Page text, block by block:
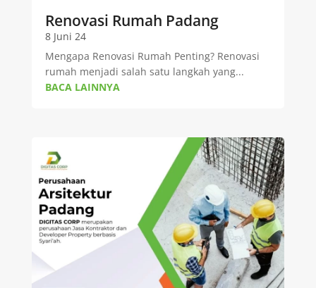
Renovasi Rumah Padang
8 Juni 24
Mengapa Renovasi Rumah Penting? Renovasi
rumah menjadi salah satu langkah yang...
BACA LAINNYA